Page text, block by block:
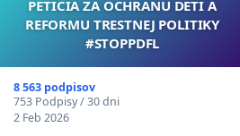
PETÍCIA ZA OCHRANU DETÍ A
REFORMU TRESTNEJ POLITIKY
#STOPPDFL
8 563 podpisov
753 Podpisy / 30 dni
2 Feb 2026